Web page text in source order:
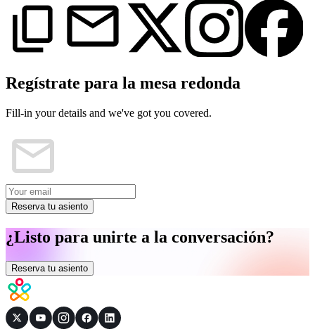
Regístrate para la mesa redonda
Fill-in your details and we've got you covered.
Reserva tu asiento
¿Listo para unirte a la conversación?
Reserva tu asiento